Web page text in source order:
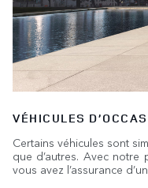
VÉHICULES
Certains véhicules sont
que d’autres. Avec notre
vous avez l’assurance